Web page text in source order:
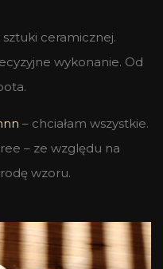
ceramicznej.
wykonanie. Od
– chciałam wszystkie.
– ze względu na
wzoru.